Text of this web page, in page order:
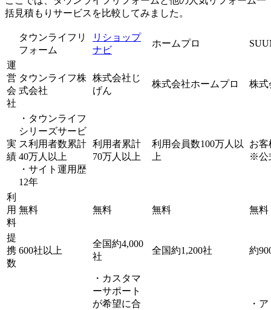
括見積もりサービスを比較してみました。
タウンライフリ
フォーム
リショップ
ナビ
ホームプロ
運
営
会
社
タウンライフ株
式会社
株式会社じ
げん
株式会社ホームプロ 株式
実
績
・タウンライフ
シリーズサービ
ス利用者数累計
40万人以上
・サイト運用歴
12年
利用者累計
70万人以上
利用会員数100万人以
上
お客
※公
利
用
料
無料 無料 無料 無料
提
携
数
600社以上
全国約4,000
社
全国約1,200社 約
・カスタマ
ーサポート
が希望に合
・